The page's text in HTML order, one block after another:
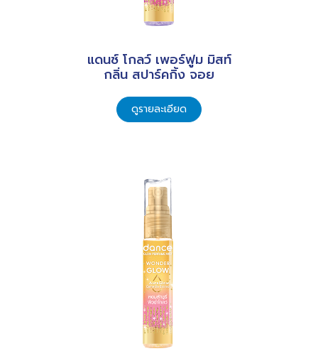
แดนซ์ โกลว์ เพอร์ฟูม มิสท์
กลิ่น สปาร์คกิ้ง จอย
ดูรายละเอียด